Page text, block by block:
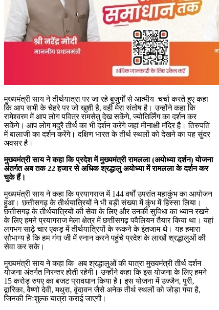
मुख्यमंत्री साय ने तीर्थयात्रा पर जा रहे बुजुर्गों से आत्मीय चर्चा करते हुए कहा
कि आप सभी के चेहरे पर जो खुशी है, वही मेरा संतोष है। उन्होंने कहा कि
रामेश्वरम में आप लोग पवित्र रामसेतु देख सकेंगे, ज्योतिर्लिंग का दर्शन कर
सकेंगे। आप लोग मदुरै तीर्थ का भी दर्शन करेंगे जहां मीनाक्षी मंदिर है। तिरुपति
में बालाजी का दर्शन करेंगे। दक्षिण भारत के तीर्थ स्थलों को देखने का यह सुंदर
अवसर है।
मुख्यमंत्री साय ने कहा कि प्रदेश में मुख्यमंत्री रामलला (अयोध्या दर्शन) योजना
अंतर्गत अब तक 22 हजार से अधिक श्रद्धालु अयोध्या में रामलला के दर्शन कर
चुके हैं।
मुख्यमंत्री साय ने कहा कि प्रयागराज में 144 वर्षों उपरांत महाकुंभ का आयोजन
हुआ। छत्तीसगढ़ के तीर्थयात्रियों ने भी बड़ी संख्या में कुंभ में हिस्सा लिया।
छत्तीसगढ़ के तीर्थयात्रियों की सेवा के लिए और उनकी सुविधा का ध्यान रखने
के लिए हमने प्रयागराज मेला क्षेत्र में छत्तीसगढ़ पवैलियन तैयार किया था। यहां
लगभग साढ़े चार एकड़ में तीर्थयात्रियों के रूकने के इंतजाम थे। यह हमारा
सौभाग्य है कि हम गंगा जी में स्नान करने पहुंचे प्रदेश के लाखों श्रद्धालुओं की
सेवा कर सके।
मुख्यमंत्री साय ने कहा कि अब श्रद्धालुओं की यात्रा मुख्यमंत्री तीर्थ दर्शन
योजना अंतर्गत निरन्तर होती रहेगी। उन्होंने कहा कि इस योजना के लिए हमने
15 करोड़ रुपए का बजट प्रावधान किया है। इस योजना में उज्जैन, पुरी,
द्वारिका, वैष्णो देवी, मथुरा, वृंदावन जैसे अनेक तीर्थ स्थलों को जोड़ा गया है,
जिनकी निःशुल्क यात्रा कराई जाएगी।